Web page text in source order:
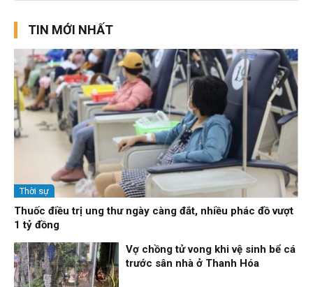
TIN MỚI NHẤT
Thời sự
Thuốc điều trị ung thư ngày càng đắt, nhiều phác đồ vượt
1 tỷ đồng
Vợ chồng tử vong khi vệ sinh bể cá
trước sân nhà ở Thanh Hóa